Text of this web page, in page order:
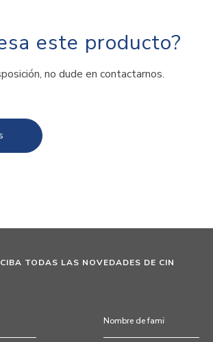
este producto?
no dude en contactarnos.
TODAS LAS NOVEDADES DE CIN